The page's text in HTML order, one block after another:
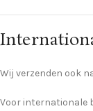
Wij verzenden ook
Voor internationale